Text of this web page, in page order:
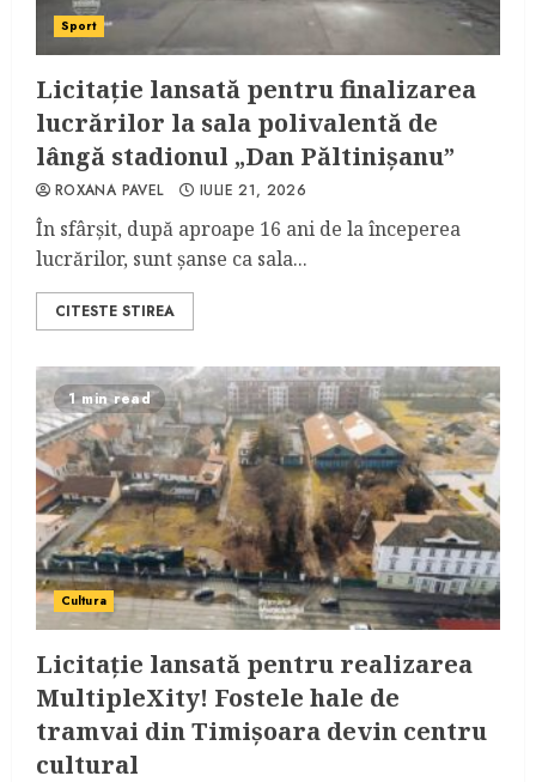
Sport
Licitaţie lansată pentru finalizarea
lucrărilor la sala polivalentă de
lângă stadionul „Dan Păltinişanu”
ROXANA PAVEL IULIE 21, 2026
În sfârşit, după aproape 16 ani de la începerea
lucrărilor, sunt şanse ca sala...
CITESTE STIREA
1 min read
Cultura
Licitație lansată pentru realizarea
MultipleXity! Fostele hale de
tramvai din Timișoara devin centru
cultural